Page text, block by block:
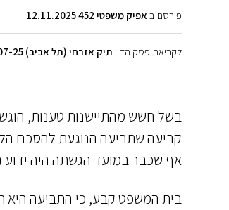
פורסם ב אפיק משפטי 452 12.11.2025
לקריאת פסק הדין תיק אזרחי (תל אביב) 24820-07-25 חיה בנדט נ' דנה גולן
בשל חשש מהתיישנות טענות,
קביעה שתביעה הנוגעת להסכם
אף שכבר במועד הגשתה היה
בית המשפט קבע, כי התביעה היא